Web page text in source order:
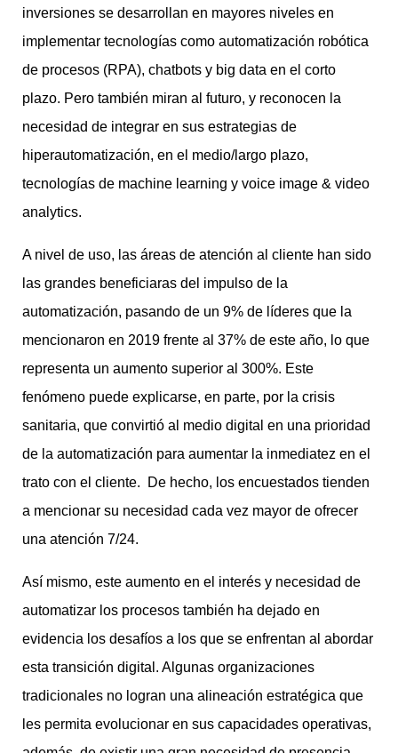
inversiones se desarrollan en mayores niveles en
implementar tecnologías como automatización robótica
de procesos (RPA), chatbots y big data en el corto
plazo. Pero también miran al futuro, y reconocen la
necesidad de integrar en sus estrategias de
hiperautomatización, en el medio/largo plazo,
tecnologías de machine learning y voice image & video
analytics.
A nivel de uso, las áreas de atención al cliente han sido
las grandes beneficiaras del impulso de la
automatización, pasando de un 9% de líderes que la
mencionaron en 2019 frente al 37% de este año, lo que
representa un aumento superior al 300%. Este
fenómeno puede explicarse, en parte, por la crisis
sanitaria, que convirtió al medio digital en una prioridad
de la automatización para aumentar la inmediatez en el
trato con el cliente. De hecho, los encuestados tienden
a mencionar su necesidad cada vez mayor de ofrecer
una atención 7/24.
Así mismo, este aumento en el interés y necesidad de
automatizar los procesos también ha dejado en
evidencia los desafíos a los que se enfrentan al abordar
esta transición digital. Algunas organizaciones
tradicionales no logran una alineación estratégica que
les permita evolucionar en sus capacidades operativas,